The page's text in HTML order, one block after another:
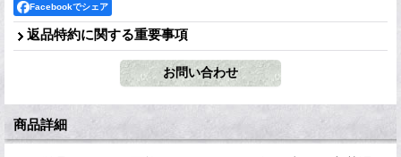
Facebookでシェア
返品特約に関する重要事項
商品詳細